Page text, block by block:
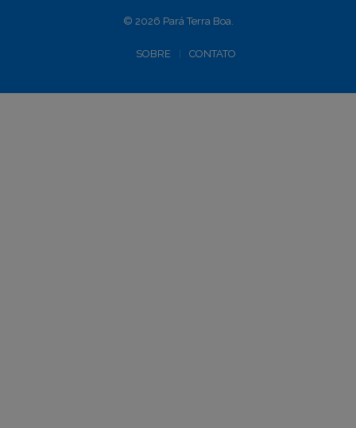
© 2026 Pará Terra Boa.
SOBRE CONTATO